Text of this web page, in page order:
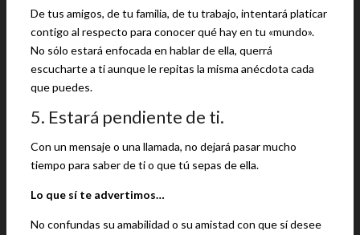
De tus amigos, de tu familia, de tu trabajo, intentará platicar
contigo al respecto para conocer qué hay en tu «mundo».
No sólo estará enfocada en hablar de ella, querrá
escucharte a ti aunque le repitas la misma anécdota cada
que puedes.
5. Estará pendiente de ti.
Con un mensaje o una llamada, no dejará pasar mucho
tiempo para saber de ti o que tú sepas de ella.
Lo que sí te advertimos…
No confundas su amabilidad o su amistad con que sí desee